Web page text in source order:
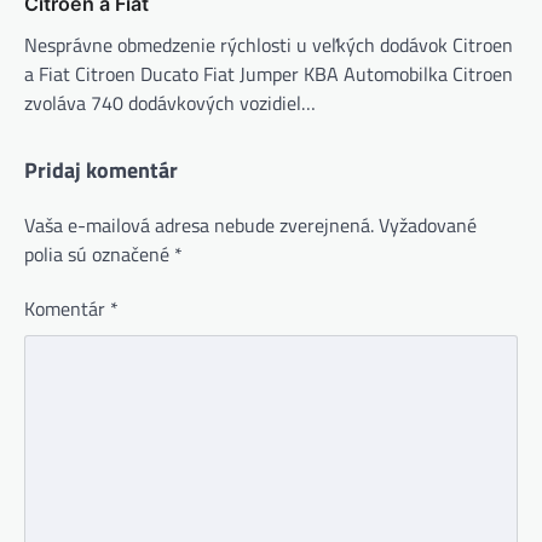
Nesprávne obmedzenie rýchlosti u veľkých dodávok Citroen
a Fiat Citroen Ducato Fiat Jumper KBA Automobilka Citroen
zvoláva 740 dodávkových vozidiel…
Pridaj komentár
Vaša e-mailová adresa nebude zverejnená.Vyžadované
polia sú označené *
Komentár *